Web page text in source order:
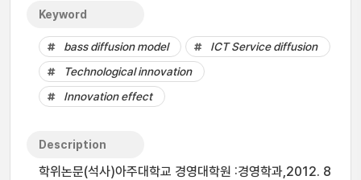
Keyword
bass diffusion model
ICT Service diffusion
Technological innovation
Innovation effect
Description
학위논문(석사)아주대학교 경영대학원 :경영학과,2012. 8